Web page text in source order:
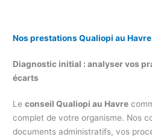
Nos prestations Qualiopi au Havre
Diagnostic initial : analyser vos
écarts
Leconseil Qualiopi au Havre
complet de votre organisme. Nos
documents administratifs, vos